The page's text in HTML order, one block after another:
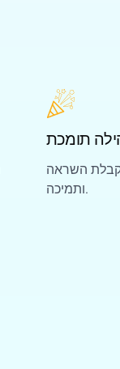
תומכת
השראה
ותמיכה.